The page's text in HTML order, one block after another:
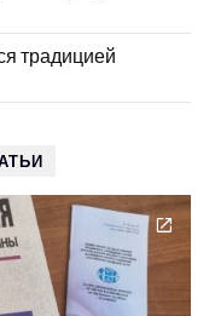
традицией